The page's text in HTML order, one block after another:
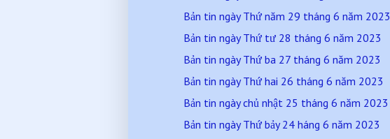
Bản tin ngày Thứ năm 29 tháng 6 năm 2023
Bản tin ngày Thứ tư 28 tháng 6 năm 2023
Bản tin ngày Thứ ba 27 tháng 6 năm 2023
Bản tin ngày Thứ hai 26 tháng 6 năm 2023
Bản tin ngày chủ nhật 25 tháng 6 năm 2023
Bản tin ngày Thứ bảy 24 háng 6 năm 2023